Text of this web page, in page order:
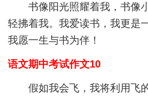
书像阳光照耀着我，书像
轻拂着我。我爱读书，我更是
我愿一生与书为伴！
语文期中考试作文10
假如我会飞，我将利用飞